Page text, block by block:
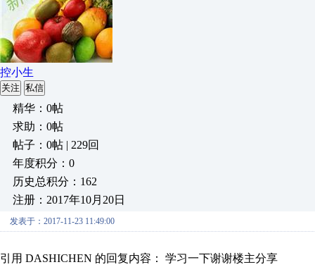
控小生
关注 私信
精华：0帖
求助：0帖
帖子：0帖 | 229回
年度积分：0
历史总积分：162
注册：2017年10月20日
发表于：2017-11-23 11:49:00
引用 DASHICHEN 的回复内容： 学习一下谢谢楼主分享